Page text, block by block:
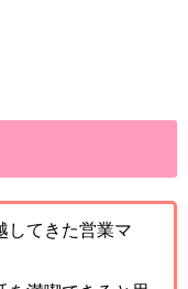
してきた営業マ